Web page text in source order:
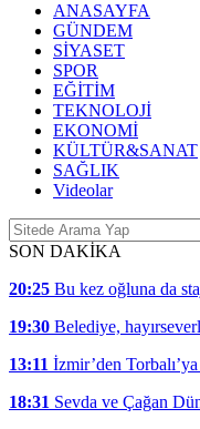
ANASAYFA
GÜNDEM
SİYASET
SPOR
EĞİTİM
TEKNOLOJİ
EKONOMİ
KÜLTÜR&SANAT
SAĞLIK
Videolar
SON DAKİKA
20:25 Bu kez oğluna da
19:30 Belediye,
13:11 İzmir’den
18:31 Sevda ve Çağan